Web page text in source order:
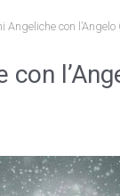
Angeliche con
con